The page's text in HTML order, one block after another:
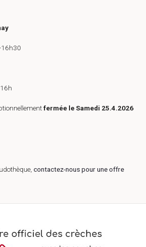
16h30
fermée le Samedi 25.4.2026
contactez-nous pour une offre